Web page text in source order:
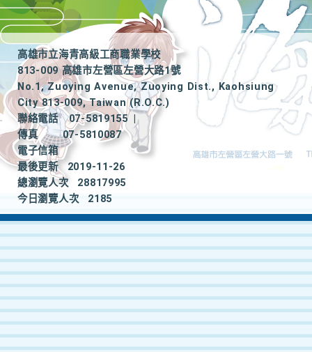
高雄市立海青高級工商職業學校
813-009 高雄市左營區左營大路1號
No.1, Zuoying Avenue, Zuoying Dist., Kaohsiung
City 813-009, Taiwan (R.O.C.)
聯絡電話
07-5819155
|
傳真
07-5810087
電子信箱
最後更新
2019-11-26
總瀏覽人次
28817995
今日瀏覽人次
2185